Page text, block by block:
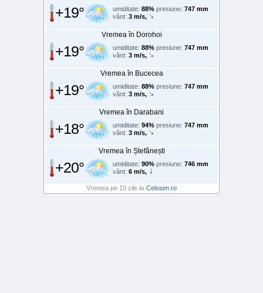
+19° umiditate: 88% presiune: 747 mm
vânt: 3 m/s,
Vremea în Dorohoi
+19° umiditate: 88% presiune: 747 mm
vânt: 3 m/s,
Vremea în Bucecea
+19° umiditate: 88% presiune: 747 mm
vânt: 3 m/s,
Vremea în Darabani
+18° umiditate: 94% presiune: 747 mm
vânt: 3 m/s,
Vremea în Ștefănești
+20° umiditate: 90% presiune: 746 mm
vânt: 6 m/s,
Vremea pe 10 zile la Celsium.ro